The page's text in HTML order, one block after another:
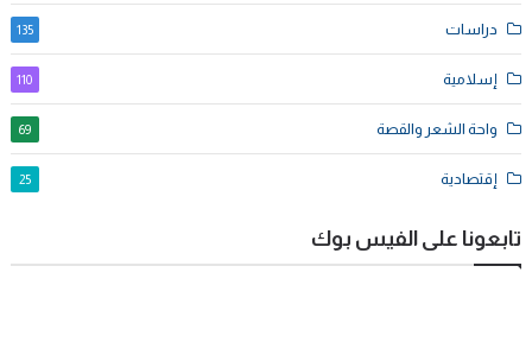
دراسات 135
إسلامية 110
واحة الشعر والقصة 69
إقتصادية 25
تابعونا على الفيس بوك